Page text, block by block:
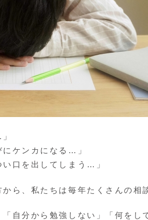
にケンカになる…」
い口を出してしまう…」
ら、私たちは毎年たくさんの相
自分から勉強しない」「何をし